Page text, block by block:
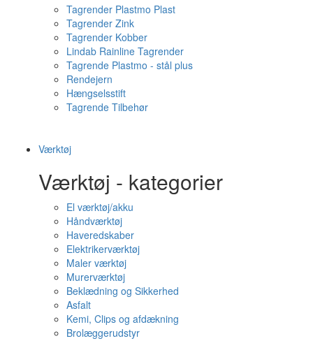
Tagrender Plastmo Plast
Tagrender Zink
Tagrender Kobber
Lindab Rainline Tagrender
Tagrende Plastmo - stål plus
Rendejern
Hængselsstift
Tagrende Tilbehør
Værktøj
Værktøj - kategorier
El værktøj/akku
Håndværktøj
Haveredskaber
Elektrikerværktøj
Maler værktøj
Murerværktøj
Beklædning og Sikkerhed
Asfalt
Kemi, Clips og afdækning
Brolæggerudstyr